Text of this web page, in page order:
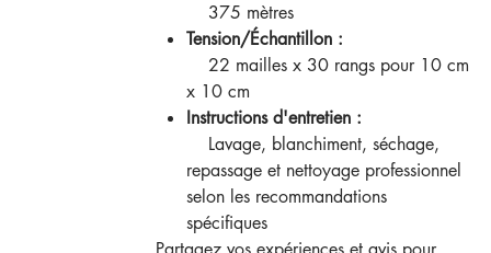
375 mètres
Tension/Échantillon :
22 mailles x 30 rangs pour 10 cm
x 10 cm
Instructions d'entretien :
Lavage, blanchiment, séchage,
repassage et nettoyage professionnel
selon les recommandations
spécifiques